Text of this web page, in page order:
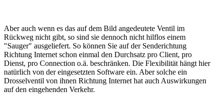
Aber auch wenn es das auf dem Bild angedeutete Ventil im
Rückweg nicht gibt, so sind sie dennoch nicht hilflos einem
"Sauger" ausgeliefert. So können Sie auf der Senderichtung
Richtung Internet schon einmal den Durchsatz pro Client, pro
Dienst, pro Connection o.ä. beschränken. Die Flexibilität hängt hier
natürlich von der eingesetzten Software ein. Aber solche ein
Drosselventil von ihnen Richtung Internet hat auch Auswirkungen
auf den eingehenden Verkehr.